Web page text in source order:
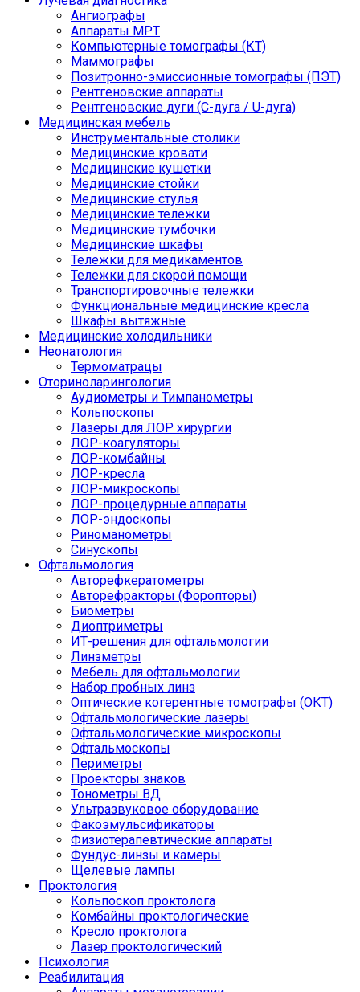
Ангиографы
Аппараты МРТ
Компьютерные томографы (КТ)
Маммографы
Позитронно-эмиссионные томографы (ПЭТ)
Рентгеновские аппараты
Рентгеновские дуги (С-дуга / U-дуга)
Медицинская мебель
Инструментальные столики
Медицинские кровати
Медицинские кушетки
Медицинские стойки
Медицинские стулья
Медицинские тележки
Медицинские тумбочки
Медицинские шкафы
Тележки для медикаментов
Тележки для скорой помощи
Транспортировочные тележки
Функциональные медицинские кресла
Шкафы вытяжные
Медицинские холодильники
Неонатология
Термоматрацы
Оториноларингология
Аудиометры и Тимпанометры
Кольпоскопы
Лазеры для ЛОР хирургии
ЛОР-коагуляторы
ЛОР-комбайны
ЛОР-кресла
ЛОР-микроскопы
ЛОР-процедурные аппараты
ЛОР-эндоскопы
Риноманометры
Синускопы
Офтальмология
Авторефкератометры
Авторефракторы (Форопторы)
Биометры
Диоптриметры
ИТ-решения для офтальмологии
Линзметры
Мебель для офтальмологии
Набор пробных линз
Оптические когерентные томографы (ОКТ)
Офтальмологические лазеры
Офтальмологические микроскопы
Офтальмоскопы
Периметры
Проекторы знаков
Тонометры ВД
Ультразвуковое оборудование
Факоэмульсификаторы
Физиотерапевтические аппараты
Фундус-линзы и камеры
Щелевые лампы
Проктология
Кольпоскоп проктолога
Комбайны проктологические
Кресло проктолога
Лазер проктологический
Психология
Реабилитация